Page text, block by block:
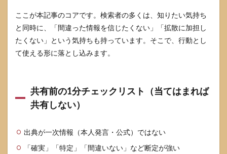
ここが本記事のコアです。検索者の多くは、知りたい気持ち
と同時に、「間違った情報を信じたくない」「拡散に加担し
たくない」という気持ちも持っています。そこで、行動とし
て使える形に落とし込みます。
共有前の1分チェックリスト（当てはまれば
共有しない）
出典が一次情報（本人発言・公式）ではない
「確実」「特定」「間違いない」など断定が強い